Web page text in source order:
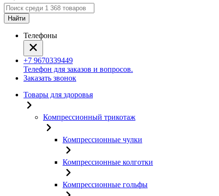
Найти
Телефоны
+7 9670339449
Телефон для заказов и вопросов.
Заказать звонок
Товары для здоровья
Компрессионный трикотаж
Компрессионные чулки
Компрессионные колготки
Компрессионные гольфы